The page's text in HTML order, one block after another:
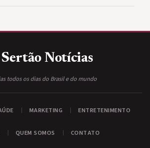
Notícias
todos os dias do Brasil e do mundo
MARKETING ENTRETENIMENTO
QUEM SOMOS CONTATO